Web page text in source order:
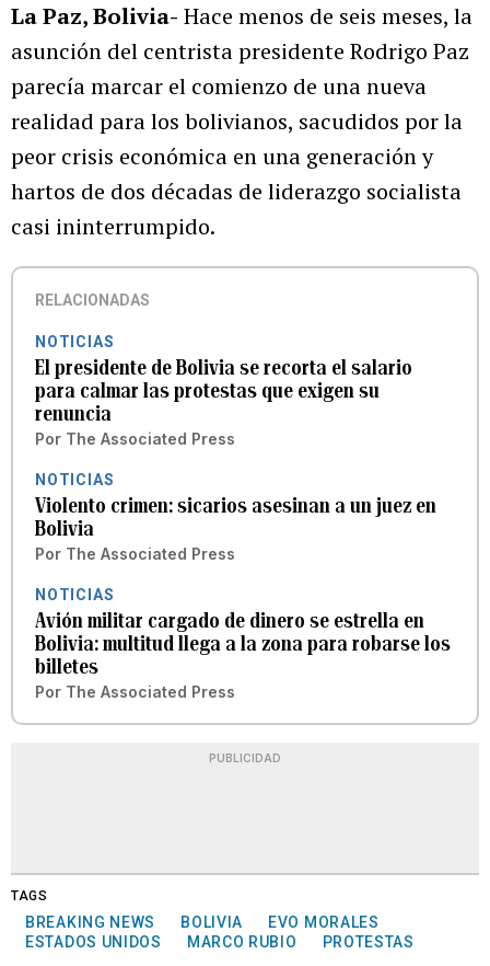
La Paz, Bolivia- Hace menos de seis meses, la
asunción del centrista presidente Rodrigo Paz
parecía marcar el comienzo de una nueva
realidad para los bolivianos, sacudidos por la
peor crisis económica en una generación y
hartos de dos décadas de liderazgo socialista
casi ininterrumpido.
RELACIONADAS
NOTICIAS
El presidente de Bolivia se recorta el salario
para calmar las protestas que exigen su
renuncia
Por The Associated Press
NOTICIAS
Violento crimen: sicarios asesinan a un juez en
Bolivia
Por The Associated Press
NOTICIAS
Avión militar cargado de dinero se estrella en
Bolivia: multitud llega a la zona para robarse los
billetes
Por The Associated Press
PUBLICIDAD
TAGS
BREAKING NEWS BOLIVIA
EVO MORALES
ESTADOS UNIDOS
MARCO RUBIO PROTESTAS